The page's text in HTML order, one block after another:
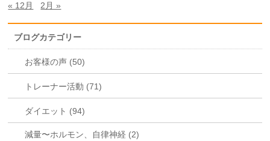
« 12月
2月 »
ブログカテゴリー
お客様の声 (50)
トレーナー活動 (71)
ダイエット (94)
減量〜ホルモン、自律神経 (2)